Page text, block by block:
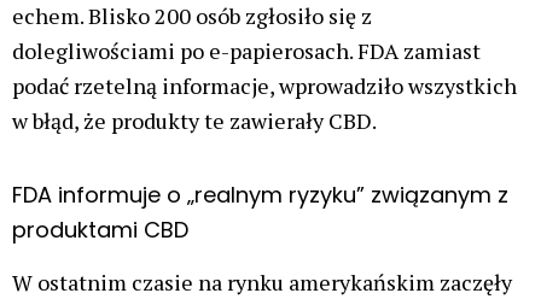
echem. Blisko 200 osób zgłosiło się z
dolegliwościami po e-papierosach. FDA zamiast
podać rzetelną informacje, wprowadziło wszystkich
w błąd, że produkty te zawierały CBD.
FDA informuje o „realnym ryzyku” związanym z
produktami CBD
W ostatnim czasie na rynku amerykańskim zaczęły